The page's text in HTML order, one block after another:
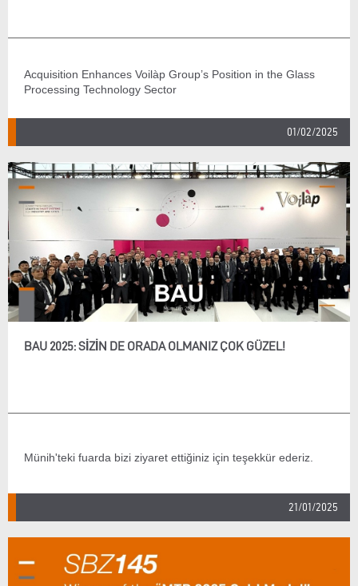
Acquisition Enhances Voilàp Group’s Position in the Glass
Processing Technology Sector
01/02/2025
BAU 2025: SIZIN DE ORADA OLMANIZ ÇOK GÜZEL!
Münih'teki fuarda bizi ziyaret ettiğiniz için teşekkür ederiz.
21/01/2025